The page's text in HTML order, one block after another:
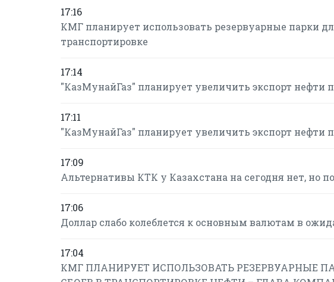
17:16
КМГ планирует использовать резервуарные парки
транспортировке
17:14
"КазМунайГаз" планирует увеличить экспорт нефти
17:11
"КазМунайГаз" планирует увеличить экспорт нефти
17:09
Альтернативы КТК у Казахстана на сегодня нет, но
17:06
Доллар слабо колеблется к основным валютам в
17:04
КМГ ПЛАНИРУЕТ ИСПОЛЬЗОВАТЬ РЕЗЕРВУАРНЫЕ